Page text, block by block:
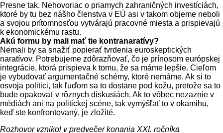
Presne tak. Nehovoriac o priamych zahraničných investíciách,
ktoré by tu bez nášho členstva v EÚ asi v takom objeme neboli
a svojou prítomnosťou vytvárajú pracovné miesta a prispievajú
k ekonomickému rastu.
Akú formu by mali mať tie kontranaratívy?
Nemali by sa snažiť popierať tvrdenia euroskeptických
naratívov. Potrebujeme zdôrazňovať, čo je prínosom európskej
integrácie, ktorá prispieva k tomu, že sa máme lepšie. Cieľom
je vybudovať argumentačné schémy, ktoré nemáme. Ak si to
osvoja politici, tak ľuďom sa to dostane pod kožu, pretože sa to
bude opakovať v rôznych diskusiách. Ak to vôbec nezaznie v
médiách ani na politickej scéne, tak vymýšľať to v okamihu,
keď ste konfrontovaný, je zložité.
Rozhovor vznikol v predvečer konania XXI. ročníka